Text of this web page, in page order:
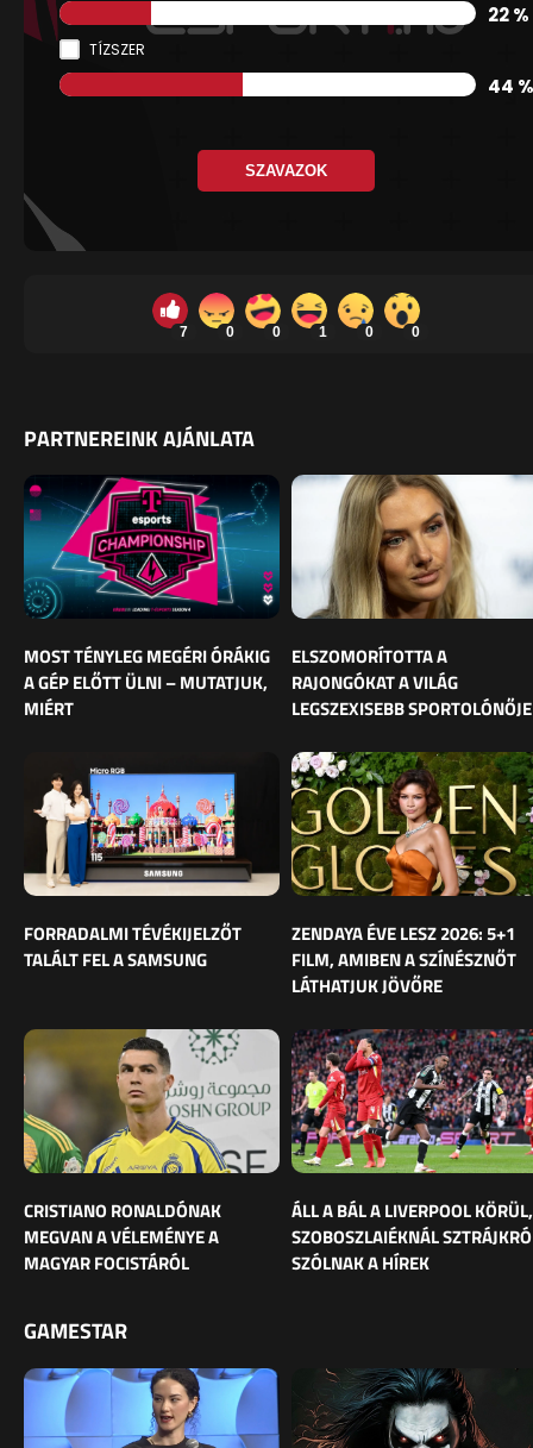
22 %
TÍZSZER
44 %
SZAVAZOK
7 0 0 1 0 0
PARTNEREINK AJÁNLATA
MOST TÉNYLEG MEGÉRI ÓRÁKIG
A GÉP ELŐTT ÜLNI – MUTATJUK,
MIÉRT
ELSZOMORÍTOTTA A
RAJONGÓKAT A VILÁG
LEGSZEXISEBB SPORTOLÓNŐJE
FORRADALMI TÉVÉKIJELZŐT
TALÁLT FEL A SAMSUNG
ZENDAYA ÉVE LESZ 2026: 5+1
FILM, AMIBEN A SZÍNÉSZNŐT
LÁTHATJUK JÖVŐRE
CRISTIANO RONALDÓNAK
MEGVAN A VÉLEMÉNYE A
MAGYAR FOCISTÁRÓL
ÁLL A BÁL A LIVERPOOL KÖRÜL,
SZOBOSZLAIÉKNÁL
SZÓLNAK A HÍREK
GAMESTAR